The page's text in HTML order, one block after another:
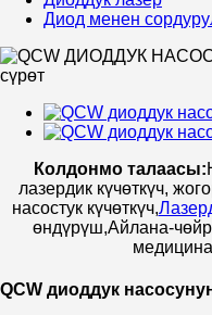
Диод менен
Колдонмо талаасы:
лазердик күчөткүч,
насостук күчөткүч,
өндүрүш,Айлана-
QCW диоддук